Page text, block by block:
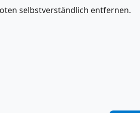
selbstverständlich entfernen.